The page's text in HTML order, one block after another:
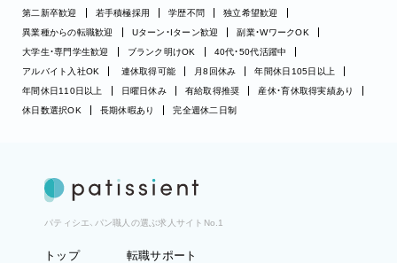
第二新卒歓迎
若手積極採用 学歴不問
独立希望歓迎
異業種からの転職歓迎
Uターン・Iターン歓迎
副業・WワークOK
大学生・専門学生歓迎
ブランク明けOK
40代・50代活躍中
アルバイト入社OK
連休取得可能 月8回休み
年間休日105日以上
年間休日110日以上
日曜日休み 有給取得推奨
産休・育休取得実績あり
休日数選択OK
長期休暇あり 完全週休二日制
パティシエ、パン職人の選ぶ求人サイトNo.1
トップ
転職サポート